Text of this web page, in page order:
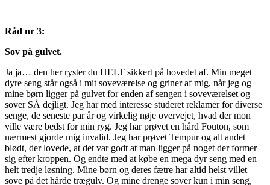
Råd nr 3:
Sov på gulvet.
Ja ja… den her ryster du HELT sikkert på hovedet af. Min meget
dyre seng står også i mit soveværelse og griner af mig, når jeg og
mine børn ligger på gulvet for enden af sengen i soveværelset og
sover SÅ dejligt. Jeg har med interesse studeret reklamer for diverse
senge, de seneste par år og virkelig nøje overvejet, hvad der mon
ville være bedst for min ryg. Jeg har prøvet en hård Fouton, som
nærmest gjorde mig invalid. Jeg har prøvet Tempur og alt andet
blødt, der lovede, at det var godt at man ligger på noget der former
sig efter kroppen. Og endte med at købe en mega dyr seng med en
helt tredje løsning. Mine børn og deres fætre har altid helst villet
sove på det hårde trægulv. Og mine drenge sover kun i min seng,